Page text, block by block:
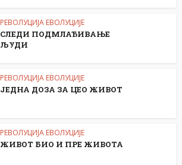
РЕВОЛУЦИЈА ЕВОЛУЦИЈЕ
СЛЕДИ ПОДМЛАЂИВАЊЕ
ЉУДИ
РЕВОЛУЦИЈА ЕВОЛУЦИЈЕ
ЈЕДНА ДОЗА ЗА ЦЕО ЖИВОТ
РЕВОЛУЦИЈА ЕВОЛУЦИЈЕ
ЖИВОТ БИО И ПРЕ ЖИВОТА